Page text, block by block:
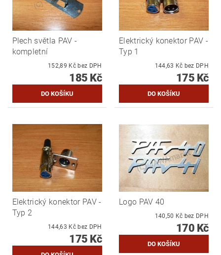
Plech světla PAV -
kompletní
152,89 Kč bez DPH
185 Kč
Elektrický konektor PAV -
Typ 1
144,63 Kč bez DPH
175 Kč
Elektrický konektor PAV -
Typ 2
144,63 Kč bez DPH
175 Kč
Logo PAV 40
140,50 Kč bez DPH
170 Kč